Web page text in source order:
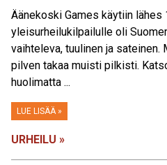
Äänekoski Games käytiin lähes
yleisurheilukilpailulle oli
vaihteleva, tuulinen ja sateinen.
pilven takaa muisti pilkisti.
huolimatta ...
LUE LISÄÄ »
URHEILU »